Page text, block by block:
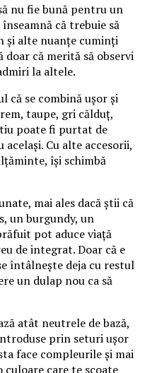
nu fie bună pentru un
că trebuie să
și alte nuanțe cuminți
doar că merită să observi
la altele.
că se combină ușor și
taupe, gri călduț,
poate fi purtat de
Cu alte accesorii,
își schimbă
mai ales dacă știi că
un burgundy, un
pot aduce viață
de integrat. Doar că e
întâlnește deja cu restul
un dulap nou ca să
atât neutrele de bază,
prin seturi ușor
face compleurile și mai
care te scoate